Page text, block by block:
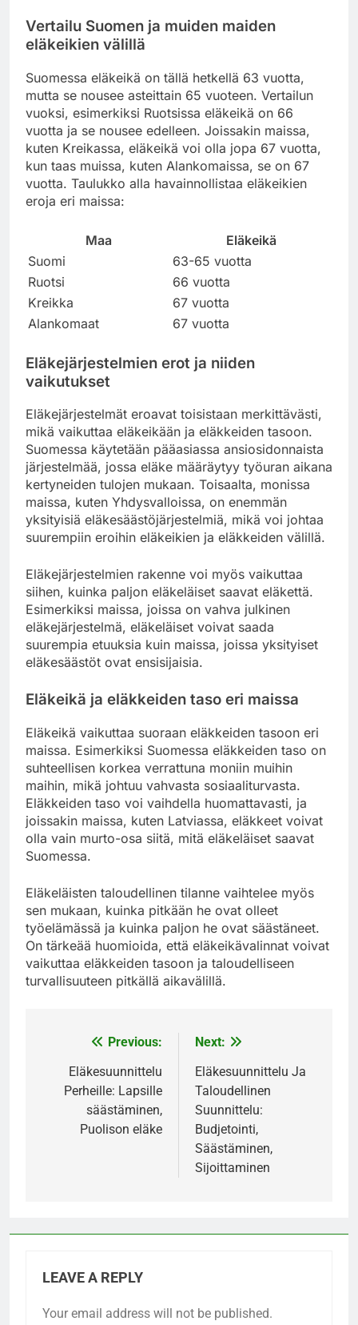
Vertailu Suomen ja muiden maiden
eläkeikien välillä
Suomessa eläkeikä on tällä hetkellä 63 vuotta,
mutta se nousee asteittain 65 vuoteen. Vertailun
vuoksi, esimerkiksi Ruotsissa eläkeikä on 66
vuotta ja se nousee edelleen. Joissakin maissa,
kuten Kreikassa, eläkeikä voi olla jopa 67 vuotta,
kun taas muissa, kuten Alankomaissa, se on 67
vuotta. Taulukko alla havainnollistaa eläkeikien
eroja eri maissa:
Maa
Eläkeikä
Suomi
63-65 vuotta
Ruotsi
66 vuotta
Kreikka
67 vuotta
Alankomaat
67 vuotta
Eläkejärjestelmien erot ja niiden
vaikutukset
Eläkejärjestelmät eroavat toisistaan merkittävästi,
mikä vaikuttaa eläkeikään ja eläkkeiden tasoon.
Suomessa käytetään pääasiassa ansiosidonnaista
järjestelmää, jossa eläke määräytyy työuran aikana
kertyneiden tulojen mukaan. Toisaalta, monissa
maissa, kuten Yhdysvalloissa, on enemmän
yksityisiä eläkesäästöjärjestelmiä, mikä voi johtaa
suurempiin eroihin eläkeikien ja eläkkeiden välillä.
Eläkejärjestelmien rakenne voi myös vaikuttaa
siihen, kuinka paljon eläkeläiset saavat eläkettä.
Esimerkiksi maissa, joissa on vahva julkinen
eläkejärjestelmä, eläkeläiset voivat saada
suurempia etuuksia kuin maissa, joissa yksityiset
eläkesäästöt ovat ensisijaisia.
Eläkeikä ja eläkkeiden taso eri maissa
Eläkeikä vaikuttaa suoraan eläkkeiden tasoon eri
maissa. Esimerkiksi Suomessa eläkkeiden taso on
suhteellisen korkea verrattuna moniin muihin
maihin, mikä johtuu vahvasta sosiaaliturvasta.
Eläkkeiden taso voi vaihdella huomattavasti, ja
joissakin maissa, kuten Latviassa, eläkkeet voivat
olla vain murto-osa siitä, mitä eläkeläiset saavat
Suomessa.
Eläkeläisten taloudellinen tilanne vaihtelee myös
sen mukaan, kuinka pitkään he ovat olleet
työelämässä ja kuinka paljon he ovat säästäneet.
On tärkeää huomioida, että eläkeikävalinnat voivat
vaikuttaa eläkkeiden tasoon ja taloudelliseen
turvallisuuteen pitkällä aikavälillä.
navigation
Previous:
Eläkesuunnittelu
Perheille: Lapsille
säästäminen,
Puolison eläke
Next:
Eläkesuunnittelu Ja
Taloudellinen
Suunnittelu:
Budjetointi,
Säästäminen,
Sijoittaminen
LEAVE A REPLY
Your email address will not be published.